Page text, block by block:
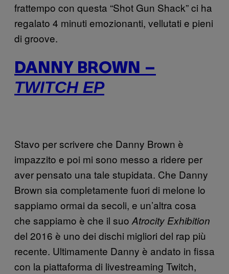
frattempo con questa “Shot Gun Shack” ci ha
regalato 4 minuti emozionanti, vellutati e pieni
di groove.
DANNY BROWN –
TWITCH EP
Stavo per scrivere che Danny Brown è
impazzito e poi mi sono messo a ridere per
aver pensato una tale stupidata. Che Danny
Brown sia completamente fuori di melone lo
sappiamo ormai da secoli, e un’altra cosa
che sappiamo è che il suoAtrocity Exhibition
del 2016 è uno dei dischi migliori del rap più
recente. Ultimamente Danny è andato in fissa
con la piattaforma di livestreaming Twitch,